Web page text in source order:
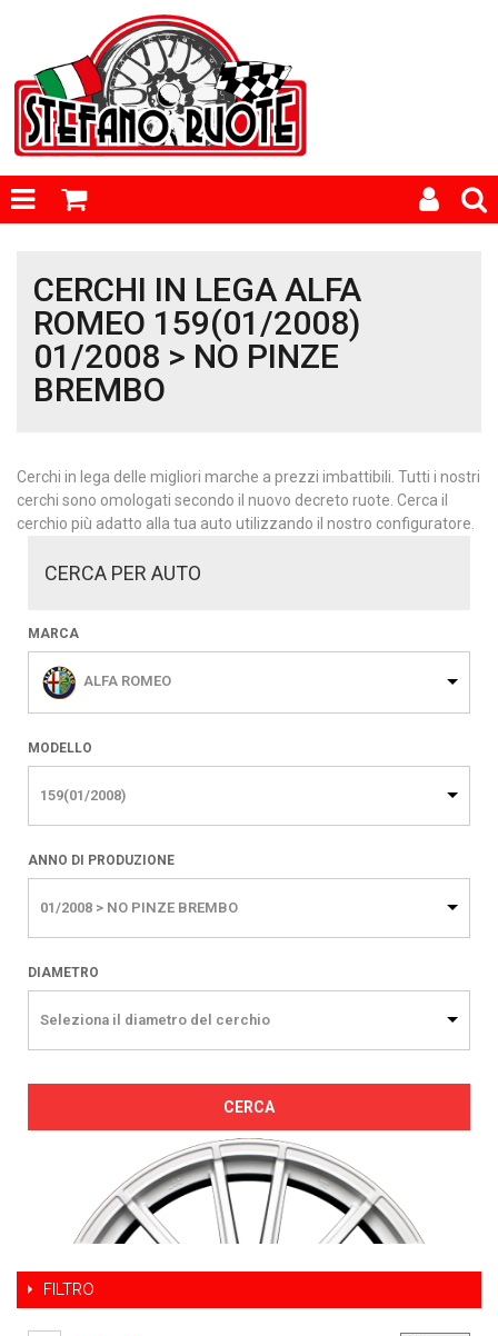
CERCHI IN LEGA ALFA
ROMEO 159(01/2008)
01/2008 > NO PINZE
BREMBO
Cerchi in lega delle migliori marche a prezzi imbattibili. Tutti i nostri
cerchi sono omologati secondo il nuovo decreto ruote. Cerca il
cerchio più adatto alla tua auto utilizzando il nostro configuratore.
CERCA PER AUTO
MARCA
ALFA ROMEO
MODELLO
159(01/2008)
ANNO DI PRODUZIONE
01/2008 > NO PINZE BREMBO
DIAMETRO
Seleziona il diametro del cerchio
CERCA
FILTRO